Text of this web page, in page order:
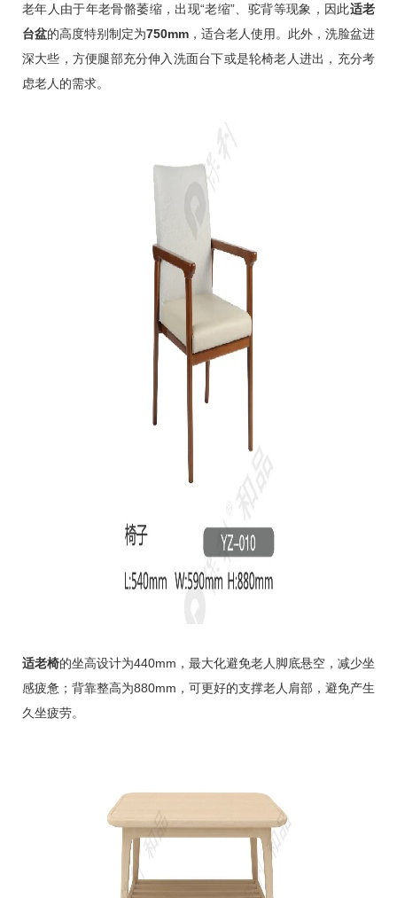
老年人由于年老骨骼萎缩，出现“老缩”、驼背等现象，因此适老
台盆的高度特别制定为750mm ，适合老人使用。此外，洗脸盆进
深大些，方便腿部充分伸入洗面台下或是轮椅老人进出，充分考
虑老人的需求。
适老椅的坐高设计为440mm，最大化避免老人脚底悬空，减少坐
感疲惫；背靠整高为880mm，可更好的支撑老人肩部，避免产生
久坐疲劳。